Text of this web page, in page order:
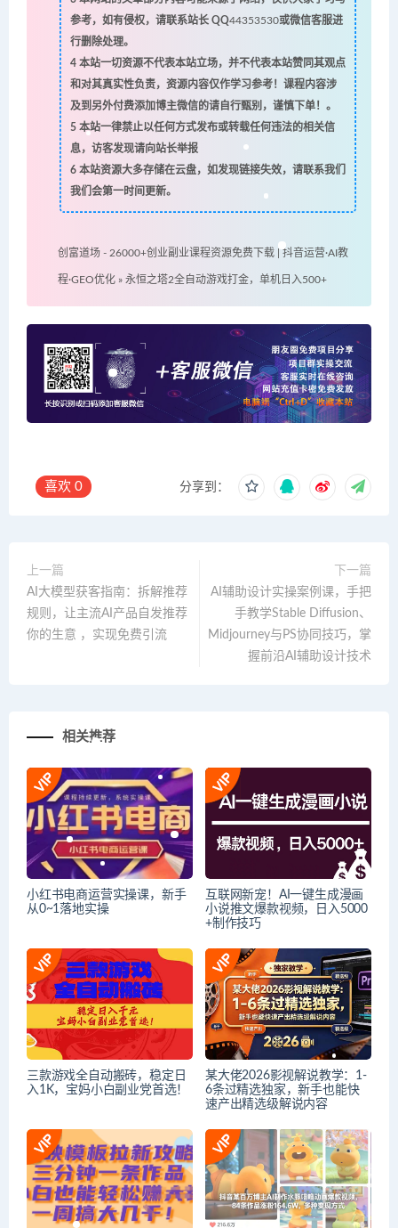
参考，如有侵权，请联系站长 QQ44353530或微信客服进
行删除处理。
4本站一切资源不代表本站立场，并不代表本站赞同其观点
和对其真实性负责，资源内容仅作学习参考！课程内容涉
及到另外付费添加博主微信的请自行甄别，谨慎下单！。
5本站一律禁止以任何方式发布或转载任何违法的相关信
息，访客发现请向站长举报
6本站资源大多存储在云盘，如发现链接失效，请联系我们
我们会第一时间更新。
创富道场 - 26000+创业副业课程资源免费下载 | 抖音运营·AI教
程·GEO优化 » 永恒之塔2全自动游戏打金，单机日入500+
喜欢 0 分享到：
上一篇
AI大模型获客指南：拆解推荐
规则，让主流AI产品自发推荐
你的生意 ，实现免费引流
下一篇
AI辅助设计实操案例课，手把
手教学Stable Diffusion、
Midjourney与PS协同技巧，掌
握前沿AI辅助设计技术
相关推荐
小红书电商运营实操课，​新手
从0~1落地实操
互联网新宠！AI一键生成漫画
小说推文爆款视频，日入5000
+制作技巧
三款游戏全自动搬砖，稳定日
入1K，宝妈小白副业党首选！
某大佬2026影视解说教学：1-
6条过精选独家，新手也能快
速产出精选级解说内容